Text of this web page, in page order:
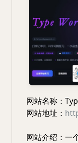
网站名称：
网站地址：
网站介绍：一